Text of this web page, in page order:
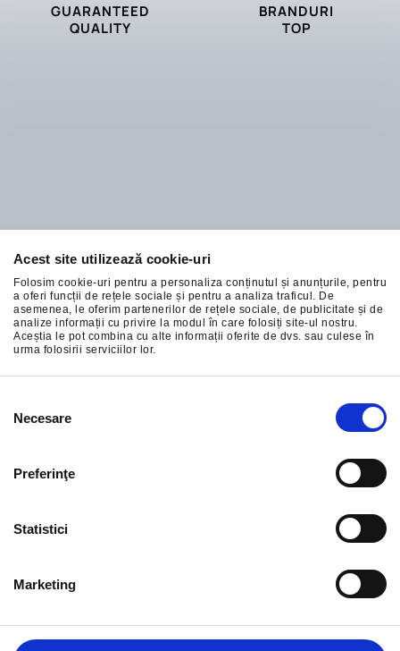
Acest site utilizează cookie-uri
Folosim cookie-uri pentru a personaliza conținutul și anunțurile, pentru
a oferi funcții de rețele sociale și pentru a analiza traficul. De
asemenea, le oferim partenerilor de rețele sociale, de publicitate și de
analize informații cu privire la modul în care folosiți site-ul nostru.
Aceștia le pot combina cu alte informații oferite de dvs. sau culese în
urma folosirii serviciilor lor.
consimțământului
Necesare
Preferinţe
Statistici
Marketing
GUARANTEED
QUALITY
BRANDURI
TOP
INFORMAȚIE